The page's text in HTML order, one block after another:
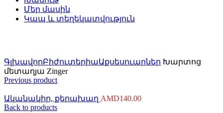
Մեր մասին
Կապ և տեղեկատվություն
ԳլխավորԲիժուտերիաԱքսեսուարներ Խարտոց
մետաղյա Zinger
Previous product
Ականակիր, քերախաղ AMD140.00
Back to products